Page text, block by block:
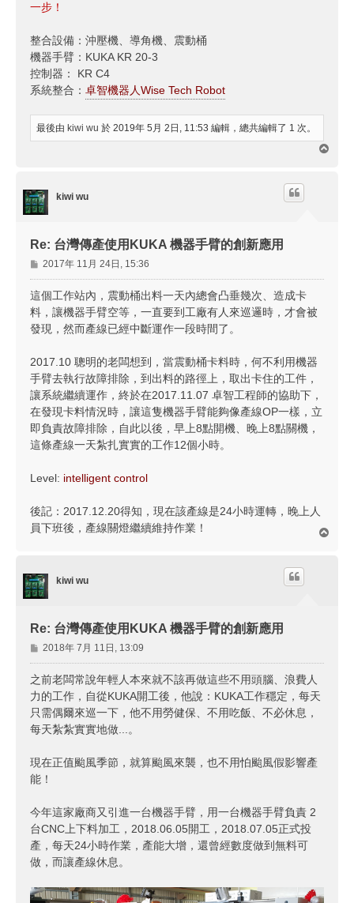
一步！
整合設備：沖壓機、導角機、震動桶
機器手臂：KUKA KR 20-3
控制器： KR C4
系統整合： 卓智機器人Wise Tech Robot
最後由 kiwi wu 於 2019年 5月 2日, 11:53 編輯，總共編輯了 1 次。
kiwi wu
Re: 台灣傳產使用KUKA 機器手臂的創新應用
文
章
2017年 11月 24日, 15:36
這個工作站內，震動桶出料一天內總會凸垂幾次、造成卡
料，讓機器手臂空等，一直要到工廠有人來巡邏時，才會被
發現，然而產線已經中斷運作一段時間了。
2017.10 聰明的老闆想到，當震動桶卡料時，何不利用機器
手臂去執行故障排除，到出料的路徑上，取出卡住的工件，
讓系統繼續運作，終於在2017.11.07 卓智工程師的協助下，
在發現卡料情況時，讓這隻機器手臂能夠像產線OP一樣，立
即負責故障排除，自此以後，早上8點開機、晚上8點關機，
這條產線一天紮扎實實的工作12個小時。
Level: intelligent control
後記：2017.12.20得知，現在該產線是24小時運轉，晚上人
員下班後，產線關燈繼續維持作業！
kiwi wu
Re: 台灣傳產使用KUKA 機器手臂的創新應用
文
章
2018年 7月 11日, 13:09
之前老闆常說年輕人本來就不該再做這些不用頭腦、浪費人
力的工作，自從KUKA開工後，他說：KUKA工作穩定，每天
只需偶爾來巡一下，他不用勞健保、不用吃飯、不必休息，
每天紮紮實實地做...。
現在正值颱風季節，就算颱風來襲，也不用怕颱風假影響產
能！
今年這家廠商又引進一台機器手臂，用一台機器手臂負責 2
台CNC上下料加工，2018.06.05開工，2018.07.05正式投
產，每天24小時作業，產能大增，還曾經數度做到無料可
做，而讓產線休息。